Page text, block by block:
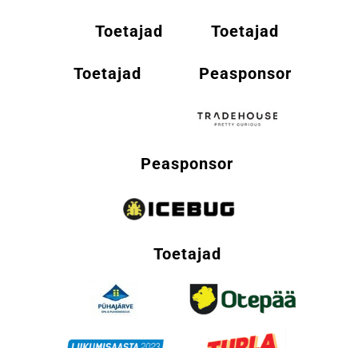
Toetajad Toetajad
Toetajad Peasponsor
Peasponsor
Toetajad